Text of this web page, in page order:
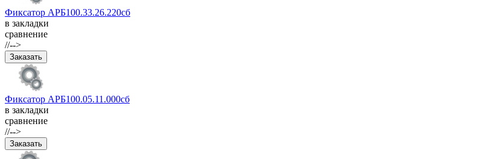
Фиксатор АРБ100.33.26.220сб
в закладки
сравнение
//-->
Фиксатор АРБ100.05.11.000сб
в закладки
сравнение
//-->